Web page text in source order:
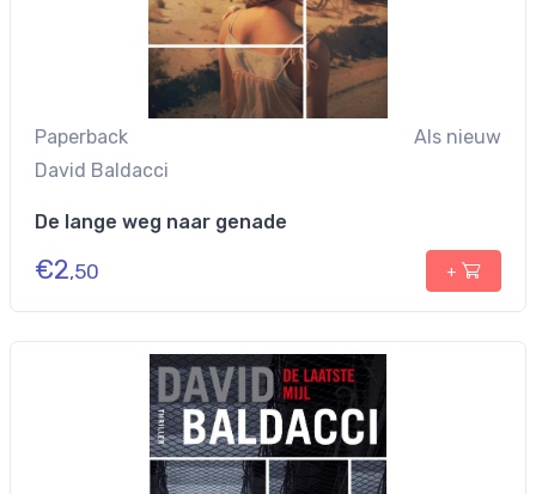
Paperback
Als nieuw
David Baldacci
De lange weg naar genade
€2,50 +